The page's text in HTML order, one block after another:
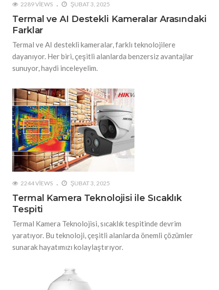
2289 VIEWS ŞUBAT 3, 2025
Termal ve AI Destekli Kameralar Arasındaki
Farklar
Termal ve AI destekli kameralar, farklı teknolojilere
dayanıyor. Her biri, çeşitli alanlarda benzersiz avantajlar
sunuyor, haydi inceleyelim.
2244 VIEWS ŞUBAT 3, 2025
Termal Kamera Teknolojisi ile Sıcaklık
Tespiti
Termal Kamera Teknolojisi, sıcaklık tespitinde devrim
yaratıyor. Bu teknoloji, çeşitli alanlarda önemli çözümler
sunarak hayatımızı kolaylaştırıyor.